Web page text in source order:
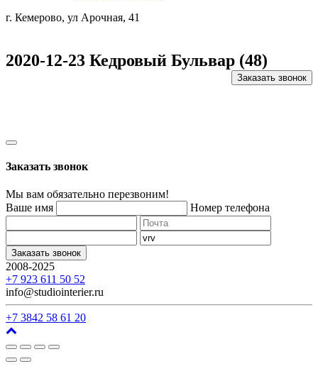
г. Кемерово, ул Арочная, 41
2020-12-23 Кедровый Бульвар (48)
Заказать звонок
Заказать звонок
Мы вам обязательно перезвоним!
Ваше имя
Номер телефона
Заказать звонок
2008-2025
+7 923 611 50 52
info@studiointerier.ru
+7 3842 58 61 20